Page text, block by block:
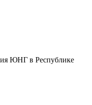
ЮНГ в Республике